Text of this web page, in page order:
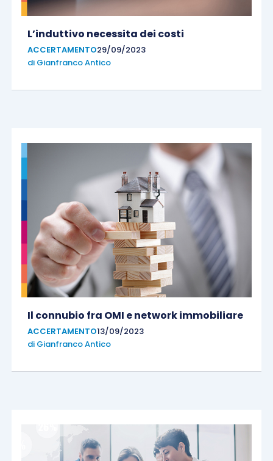
L’induttivo necessita dei costi
ACCERTAMENTO29/09/2023
di Gianfranco Antico
Il connubio fra OMI e network immobiliare
ACCERTAMENTO13/09/2023
di Gianfranco Antico